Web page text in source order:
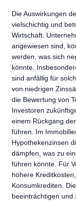
Die Auswirkungen
vielschichtig und
Wirtschaft.
angewiesen sind,
werden, was sich
könnte.
sind anfällig für
von niedrigen
die Bewertung von
Investoren
einem Rückgang
führen. Im
Hypothekenzinsen
dämpfen, was zu
führen könnte. Für
höhere
Konsumkrediten.
beeinträchtigen und